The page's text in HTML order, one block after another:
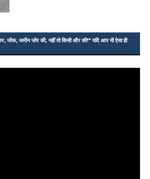
जमीन जोर की, नहीं तो किसी और की!" यदि आप भी ऐसा ही